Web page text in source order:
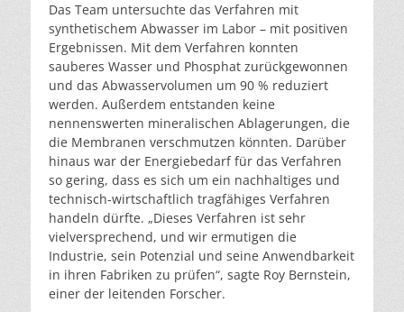
Das Team untersuchte das Verfahren mit
synthetischem Abwasser im Labor – mit positiven
Ergebnissen. Mit dem Verfahren konnten
sauberes Wasser und Phosphat zurückgewonnen
und das Abwasservolumen um 90 % reduziert
werden. Außerdem entstanden keine
nennenswerten mineralischen Ablagerungen, die
die Membranen verschmutzen könnten. Darüber
hinaus war der Energiebedarf für das Verfahren
so gering, dass es sich um ein nachhaltiges und
technisch-wirtschaftlich tragfähiges Verfahren
handeln dürfte. „Dieses Verfahren ist sehr
vielversprechend, und wir ermutigen die
Industrie, sein Potenzial und seine Anwendbarkeit
in ihren Fabriken zu prüfen“, sagte Roy Bernstein,
einer der leitenden Forscher.